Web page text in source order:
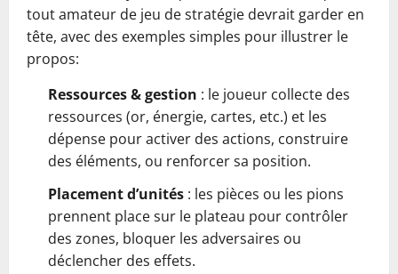
tout amateur de jeu de stratégie devrait garder en
tête, avec des exemples simples pour illustrer le
propos:
Ressources & gestion : le joueur collecte des
ressources (or, énergie, cartes, etc.) et les
dépense pour activer des actions, construire
des éléments, ou renforcer sa position.
Placement d’unités : les pièces ou les pions
prennent place sur le plateau pour contrôler
des zones, bloquer les adversaires ou
déclencher des effets.